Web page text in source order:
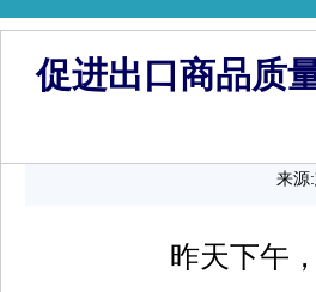
促进出口商品质
来源
昨天下午，以